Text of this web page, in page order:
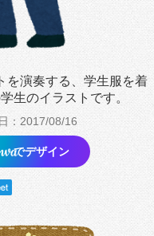
を演奏する、学生服を着
生のイラストです。
：2017/08/16
でデザイン